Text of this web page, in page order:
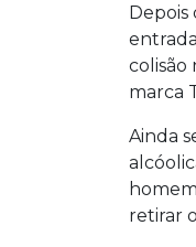
Depois
colisão
marca
Ainda
retirar